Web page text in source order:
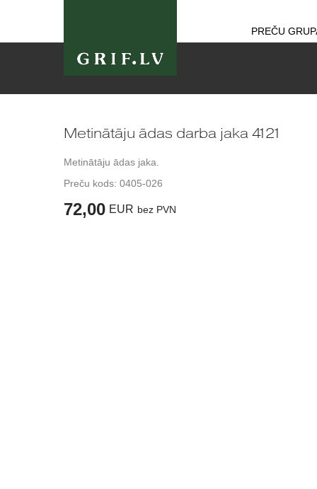
PREČU
Metinātāju ādas darba jaka 4121
Metinātāju ādas jaka.
Preču kods: 0405-026
72,00 EUR bez PVN